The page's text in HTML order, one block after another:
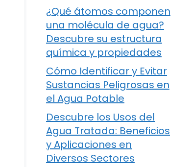
¿Qué átomos componen
una molécula de agua?
Descubre su estructura
química y propiedades
Cómo Identificar y Evitar
Sustancias Peligrosas en
el Agua Potable
Descubre los Usos del
Agua Tratada: Beneficios
y Aplicaciones en
Diversos Sectores